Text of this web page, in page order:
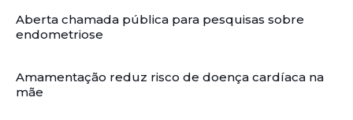
Aberta chamada pública para pesquisas sobre
endometriose
Amamentação reduz risco de doença cardíaca na
mãe